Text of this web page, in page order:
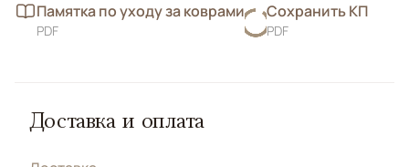
Памятка по уходу за коврами
PDF
Сохранить КП
PDF
Доставка и оплата